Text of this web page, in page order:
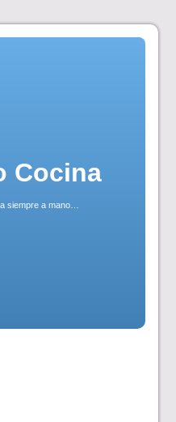
Cocina
siempre a mano…